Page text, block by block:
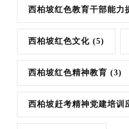
西柏坡红色教育干部能力
西柏坡红色文化 (5)
西柏坡红色精神教育 (3)
西柏坡赶考精神党建培训